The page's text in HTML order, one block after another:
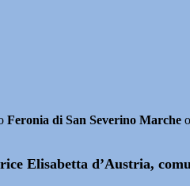
Feronia di San Severino Marche
Elisabetta d’Austria,